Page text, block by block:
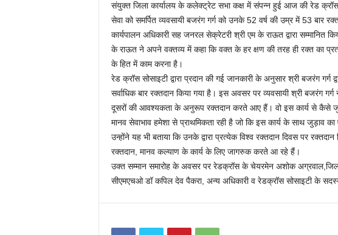
संयुक्त जिला कार्यालय के कलेक्ट्रेट सभा कक्ष में संपन्न हुई आज की रेड
सेवा को समर्पित व्यवसायी बजरंग गर्ग को उनके 52 वर्ष की उम्र में 53 बार
कार्यपालन अधिकारी सह जनरल सेक्रेटरी श्री एम के राऊत द्वारा सम्मानित
के राऊत ने अपने वक्तव्य में कहा कि वक्त के हर क्षण की तरह ही रक्त का
के हित में काम करना है।
रेड क्रॉस सोसाइटी द्वारा प्रदान की गई जानकारी के अनुसार श्री बजरंग गर्ग
सर्वाधिक बार रक्तदान किया गया है। इस अवसर पर व्यवसायी श्री बजरंग
दूसरों की आवश्यकता के अनुरूप रक्तदान करते आए हैं। वो इस कार्य से कैसे
मानव सेवाभाव हमेशा से प्राथमिकता रही है जो कि इस कार्य के साथ जुड़ाव
उन्होंने यह भी बताया कि उनके द्वारा प्रत्येक विश्व रक्तदान दिवस पर
रक्तदान, मानव कल्याण के कार्य के लिए जागरुक करते आ रहे हैं।
उक्त सम्मान समारोह के अवसर पर रेडक्रॉस के चेयरमेन अशोक
सीएमएचओ डॉ कपिल देव पैकरा, अन्य अधिकारी व रेडक्रॉस सोसाइटी के